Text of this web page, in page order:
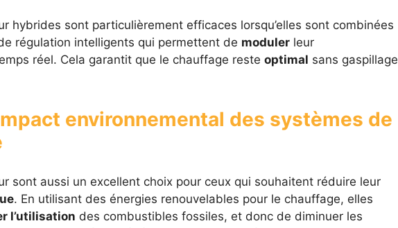
hybrides sont particulièrement efficaces lorsqu’elles sont combinées
régulation intelligents qui permettent de modulerleur
réel. Cela garantit que le chauffage reste optimal sans gaspillage
environnemental des systèmes de
sont aussi un excellent choix pour ceux qui souhaitent réduire leur
. En utilisant des énergies renouvelables pour le chauffage, elles
l’utilisation des combustibles fossiles, et donc de diminuer les